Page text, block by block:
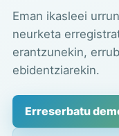
Eman ikasleei
neurketa
erantzunekin,
ebidentziarekin.
Erreserbatu